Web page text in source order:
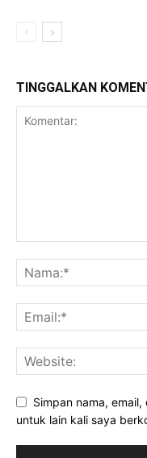
TINGGALKAN
Simpan nama,
untuk lain kali saya